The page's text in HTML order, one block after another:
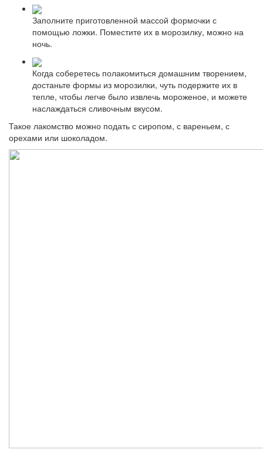
Заполните приготовленной массой формочки с
помощью ложки. Поместите их в морозилку, можно на
ночь.
Когда соберетесь полакомиться домашним творением,
достаньте формы из морозилки, чуть подержите их в
тепле, чтобы легче было извлечь мороженое, и можете
наслаждаться сливочным вкусом.
Такое лакомство можно подать с сиропом, с вареньем, с
орехами или шоколадом.